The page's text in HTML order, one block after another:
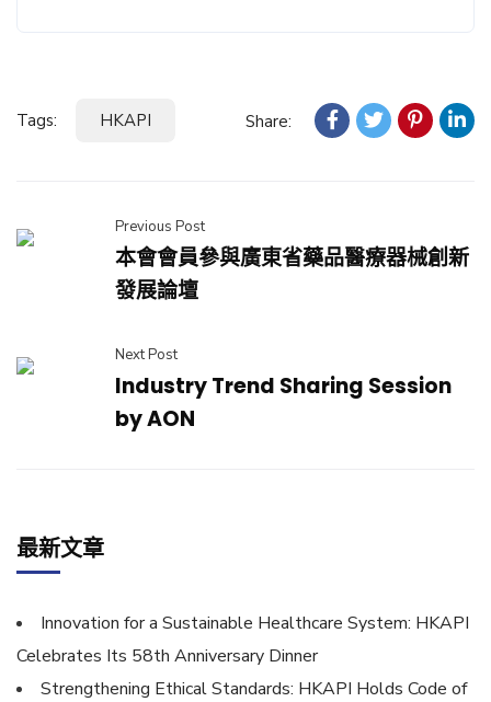
Tags: HKAPI Share:
Previous Post
本會會員參與廣東省藥品醫療器械創新
發展論壇
Next Post
Industry Trend Sharing Session
by AON
最新文章
Innovation for a Sustainable Healthcare System: HKAPI
Celebrates Its 58th Anniversary Dinner
Strengthening Ethical Standards: HKAPI Holds Code of